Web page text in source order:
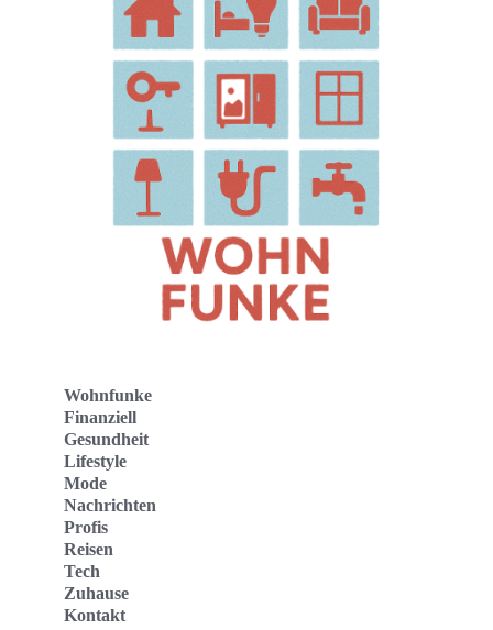
Wohnfunke
Finanziell
Gesundheit
Lifestyle
Mode
Nachrichten
Profis
Reisen
Tech
Zuhause
Kontakt